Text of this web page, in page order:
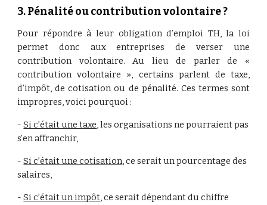
3. Pénalité ou contribution volontaire ?
Pour répondre à leur obligation d’emploi TH, la loi
permet donc aux entreprises de verser une
contribution volontaire. Au lieu de parler de «
contribution volontaire », certains parlent de taxe,
d’impôt, de cotisation ou de pénalité. Ces termes sont
impropres, voici pourquoi :
- Si c’était une taxe, les organisations ne pourraient pas
s’en affranchir,
- Si c’était une cotisation, ce serait un pourcentage des
salaires,
- Si c’était un impôt, ce serait dépendant du chiffre